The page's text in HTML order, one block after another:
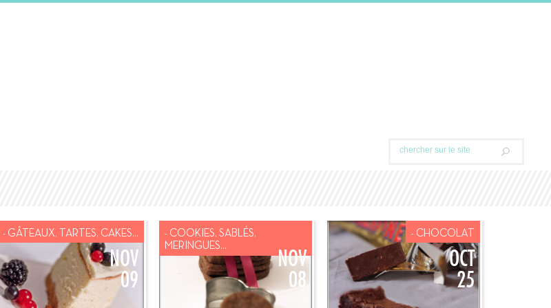
- GÂTEAUX, TARTES, CAKES...
09
NOV
- COOKIES, SABLÉS,
MERINGUES...
08
NOV
- CHOCOLAT
25
OCT